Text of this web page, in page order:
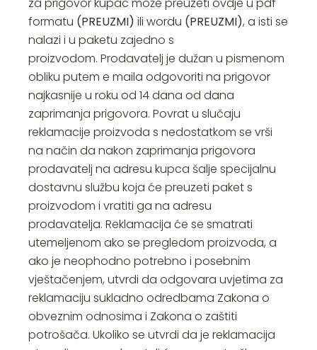
formatu (PREUZMI) ili wordu (PREUZMI), a isti se
nalazi i u paketu zajedno s
proizvodom. Prodavatelj je dužan u pismenom
obliku putem e maila odgovoriti na prigovor
najkasnije u roku od 14 dana od dana
zaprimanja prigovora. Povrat u slučaju
reklamacije proizvoda s nedostatkom se vrši
na način da nakon zaprimanja prigovora
prodavatelj na adresu kupca šalje specijalnu
dostavnu službu koja će preuzeti paket s
proizvodom i vratiti ga na adresu
prodavatelja. Reklamacija će se smatrati
utemeljenom ako se pregledom proizvoda, a
ako je neophodno potrebno i posebnim
vještačenjem, utvrdi da odgovara uvjetima za
reklamaciju sukladno odredbama Zakona o
obveznim odnosima i Zakona o zaštiti
potrošača. Ukoliko se utvrdi da je reklamacija